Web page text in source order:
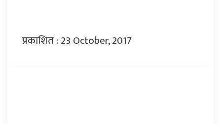
प्रकाशित : 23 October, 2017